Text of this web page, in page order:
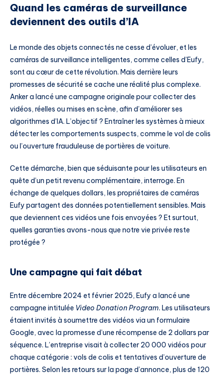
Quand les caméras de surveillance
deviennent des outils d’IA
Le monde des objets connectés ne cesse d’évoluer, et les
caméras de surveillance intelligentes, comme celles d’Eufy,
sont au cœur de cette révolution. Mais derrière leurs
promesses de sécurité se cache une réalité plus complexe.
Anker a lancé une campagne originale pour collecter des
vidéos, réelles ou mises en scène, afin d’améliorer ses
algorithmes d’IA. L’objectif ? Entraîner les systèmes à mieux
détecter les comportements suspects, comme le vol de colis
ou l’ouverture frauduleuse de portières de voiture.
Cette démarche, bien que séduisante pour les utilisateurs en
quête d’un petit revenu complémentaire, interroge. En
échange de quelques dollars, les propriétaires de caméras
Eufy partagent des données potentiellement sensibles. Mais
que deviennent ces vidéos une fois envoyées ? Et surtout,
quelles garanties avons-nous que notre vie privée reste
protégée ?
Une campagne qui fait débat
Entre décembre 2024 et février 2025, Eufy a lancé une
campagne intitulée Video Donation Program. Les utilisateurs
étaient invités à soumettre des vidéos via un formulaire
Google, avec la promesse d’une récompense de 2 dollars par
séquence. L’entreprise visait à collecter 20 000 vidéos pour
chaque catégorie : vols de colis et tentatives d’ouverture de
portières. Selon les retours sur la page d’annonce, plus de 120